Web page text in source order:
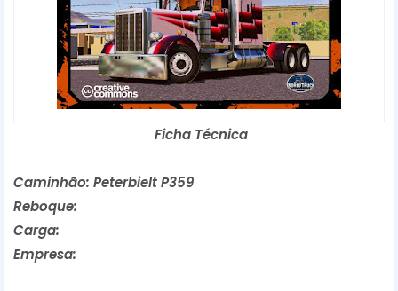
Ficha Técnica
Caminhão: Peterbielt P359
Reboque:
Carga:
Empresa: